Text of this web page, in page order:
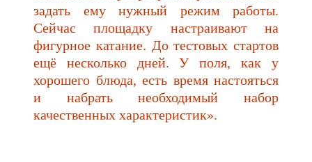
задать ему нужный режим работы.
Сейчас площадку настраивают на
фигурное катание. До тестовых стартов
ещё несколько дней. У поля, как у
хорошего блюда, есть время настояться
и набрать необходимый набор
качественных характеристик».